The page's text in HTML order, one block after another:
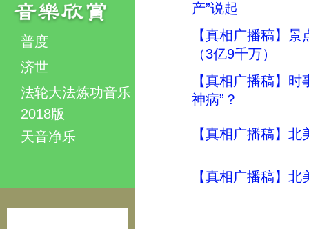
普度
济世
法轮大法炼功音乐
2018版
天音净乐
产”说起
【真相广播稿】
（3亿9千万）
【真相广播稿】
神病”？
【真相广播稿】
【真相广播稿】